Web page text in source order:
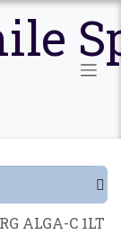
ALGA-C 1LT